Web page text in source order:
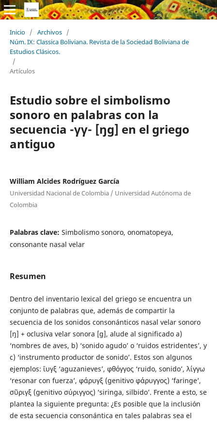
Inicio / Archivos /
Núm. IX: Classica Boliviana. Revista de la Sociedad Boliviana de
Estudios Clásicos.
/
Artículos
Estudio sobre el simbolismo
sonoro en palabras con la
secuencia -γγ- [ŋg] en el griego
antiguo
William Alcides Rodríguez García
Universidad Nacional de Colombia / Universidad Autónoma de
Colombia
Palabras clave: Simbolismo sonoro, onomatopeya,
consonante nasal velar
Resumen
Dentro del inventario lexical del griego se encuentra un
conjunto de palabras que, además de compartir la
secuencia de los sonidos consonánticos nasal velar sonoro
[ŋ] + oclusiva velar sonora [g], alude al significado a)
‘nombres de aves, b) ‘sonido agudo’ o ‘ruidos estridentes’, y
c) ‘instrumento productor de sonido’. Estos son algunos
ejemplos: ἴυγξ ‘aguzanieves’, φθόγγος ‘ruido, sonido’, λίγγω
‘resonar con fuerza’, φάρυγξ (genitivo φάρυγγος) ‘faringe’,
σῦριγξ (genitivo σύριγγος) ‘siringa, silbido’. Frente a esto, se
plantea la siguiente pregunta: ¿Es posible que la inclusión
de esta secuencia consonántica en tales palabras sea el